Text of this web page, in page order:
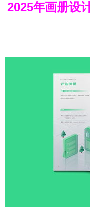
2025年画册设